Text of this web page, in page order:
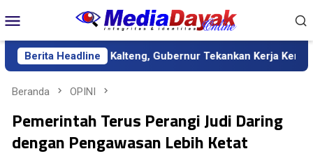
ke
kontenMobile
Berita Headline
Gubernur Tekankan Kerja Keras dan Kolaborasi
Beranda OPINI
Pemerintah Terus Perangi Judi Daring
dengan Pengawasan Lebih Ketat